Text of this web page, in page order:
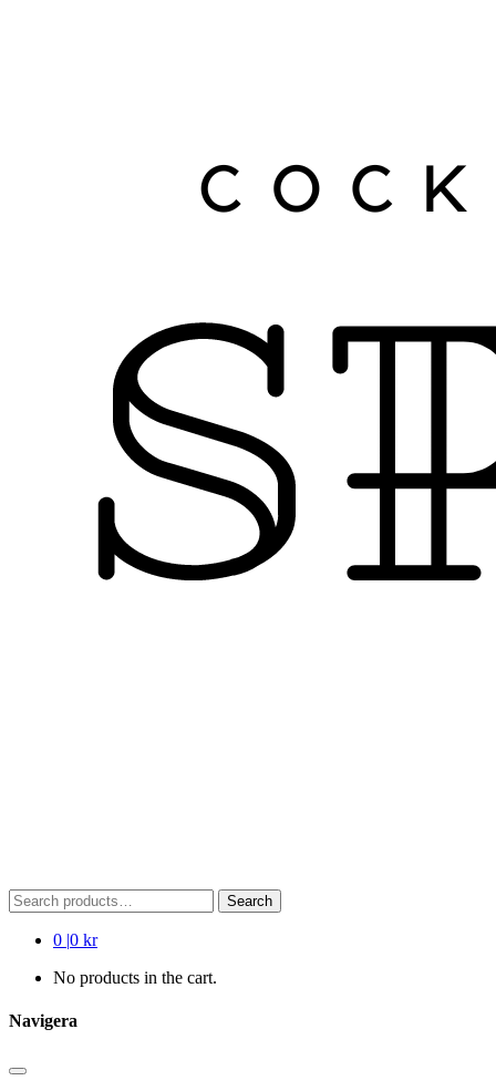
Search
for:
Search
0 |0 kr
No products in the cart.
Navigera